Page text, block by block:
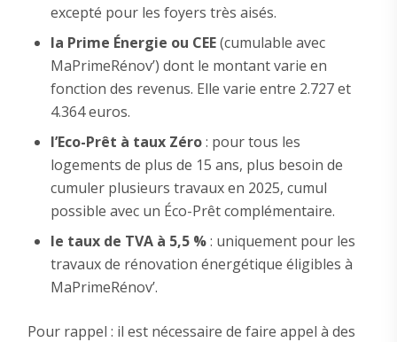
excepté pour les foyers très aisés.
la Prime Énergie ou CEE(cumulable avec
MaPrimeRénov’) dont le montant varie en
fonction des revenus. Elle varie entre 2.727 et
4.364 euros.
l’Eco-Prêt à taux Zéro: pour tous les
logements de plus de 15 ans, plus besoin de
cumuler plusieurs travaux en 2025, cumul
possible avec un Éco-Prêt complémentaire.
le taux de TVA à 5,5 %: uniquement pour les
travaux de rénovation énergétique éligibles à
MaPrimeRénov’.
Pour rappel : il est nécessaire de faire appel à des